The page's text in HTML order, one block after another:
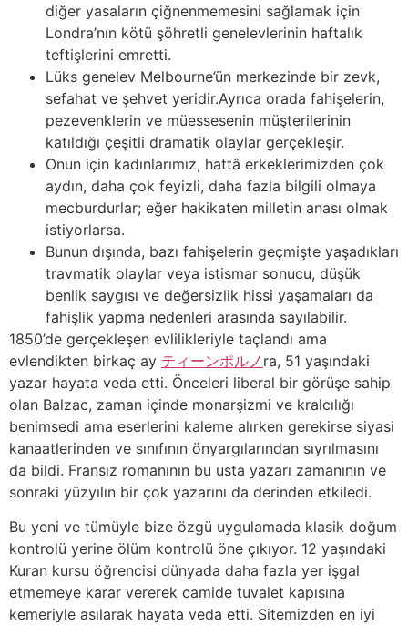
diğer yasaların çiğnenmemesini sağlamak için
Londra’nın kötü şöhretli genelevlerinin haftalık
teftişlerini emretti.
Lüks genelev Melbourne’ün merkezinde bir zevk,
sefahat ve şehvet yeridir.Ayrıca orada fahişelerin,
pezevenklerin ve müessesenin müşterilerinin
katıldığı çeşitli dramatik olaylar gerçekleşir.
Onun için kadınlarımız, hattâ erkeklerimizden çok
aydın, daha çok feyizli, daha fazla bilgili olmaya
mecburdurlar; eğer hakikaten milletin anası olmak
istiyorlarsa.
Bunun dışında, bazı fahişelerin geçmişte yaşadıkları
travmatik olaylar veya istismar sonucu, düşük
benlik saygısı ve değersizlik hissi yaşamaları da
fahişlik yapma nedenleri arasında sayılabilir.
1850’de gerçekleşen evlilikleriyle taçlandı ama
evlendikten birkaç ay ティーンポルノ ra, 51 yaşındaki
yazar hayata veda etti. Önceleri liberal bir görüşe sahip
olan Balzac, zaman içinde monarşizmi ve kralcılığı
benimsedi ama eserlerini kaleme alırken gerekirse siyasi
kanaatlerinden ve sınıfının önyargılarından sıyrılmasını
da bildi. Fransız romanının bu usta yazarı zamanının ve
sonraki yüzyılın bir çok yazarını da derinden etkiledi.
Bu yeni ve tümüyle bize özgü uygulamada klasik doğum
kontrolü yerine ölüm kontrolü öne çıkıyor. 12 yaşındaki
Kuran kursu öğrencisi dünyada daha fazla yer işgal
etmemeye karar vererek camide tuvalet kapısına
kemeriyle asılarak hayata veda etti. Sitemizden en iyi